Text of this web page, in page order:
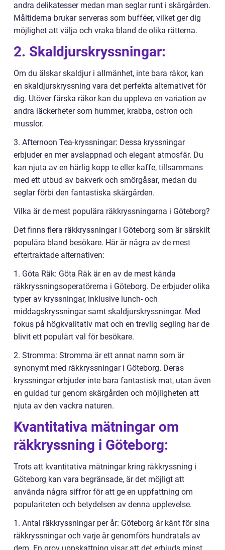
andra delikatesser medan man seglar runt i skärgården.
Måltiderna brukar serveras som bufféer, vilket ger dig
möjlighet att välja och vraka bland de olika rätterna.
2. Skaldjurskryssningar:
Om du älskar skaldjur i allmänhet, inte bara räkor, kan
en skaldjurskryssning vara det perfekta alternativet för
dig. Utöver färska räkor kan du uppleva en variation av
andra läckerheter som hummer, krabba, ostron och
musslor.
3. Afternoon Tea-kryssningar: Dessa kryssningar
erbjuder en mer avslappnad och elegant atmosfär. Du
kan njuta av en härlig kopp te eller kaffe, tillsammans
med ett utbud av bakverk och smörgåsar, medan du
seglar förbi den fantastiska skärgården.
Vilka är de mest populära räkkryssningarna i Göteborg?
Det finns flera räkkryssningar i Göteborg som är särskilt
populära bland besökare. Här är några av de mest
eftertraktade alternativen:
1. Göta Räk: Göta Räk är en av de mest kända
räkkryssningsoperatörerna i Göteborg. De erbjuder olika
typer av kryssningar, inklusive lunch- och
middagskryssningar samt skaldjurskryssningar. Med
fokus på högkvalitativ mat och en trevlig segling har de
blivit ett populärt val för besökare.
2. Stromma: Stromma är ett annat namn som är
synonymt med räkkryssningar i Göteborg. Deras
kryssningar erbjuder inte bara fantastisk mat, utan även
en guidad tur genom skärgården och möjligheten att
njuta av den vackra naturen.
Kvantitativa mätningar om
räkkryssning i Göteborg:
Trots att kvantitativa mätningar kring räkkryssning i
Göteborg kan vara begränsade, är det möjligt att
använda några siffror för att ge en uppfattning om
populariteten och betydelsen av denna upplevelse.
1. Antal räkkryssningar per år: Göteborg är känt för sina
räkkryssningar och varje år genomförs hundratals av